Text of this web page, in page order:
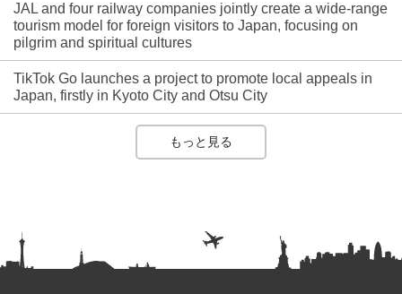
JAL and four railway companies jointly create a wide-range
tourism model for foreign visitors to Japan, focusing on
pilgrim and spiritual cultures
TikTok Go launches a project to promote local appeals in
Japan, firstly in Kyoto City and Otsu City
もっと見る